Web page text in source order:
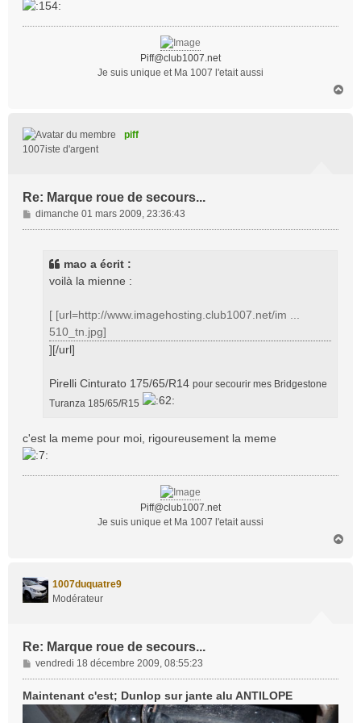
Piff@club1007.net
Je suis unique et Ma 1007 l'etait aussi
piff
1007iste d'argent
Re: Marque roue de secours...
M
e
dimanche 01 mars 2009, 23:36:43
mao a écrit :
voilà la mienne :
[ [url=http://www.imagehosting.club1007.net/im ...
510_tn.jpg]
][/url]
Pirelli Cinturato 175/65/R14 pour secourir mes Bridgestone
Turanza 185/65/R15
c'est la meme pour moi, rigoureusement la meme
Piff@club1007.net
Je suis unique et Ma 1007 l'etait aussi
1007duquatre9
Modérateur
Re: Marque roue de secours...
M
e
s
s
vendredi 18 décembre 2009, 08:55:23
Maintenant c'est; Dunlop sur jante alu ANTILOPE